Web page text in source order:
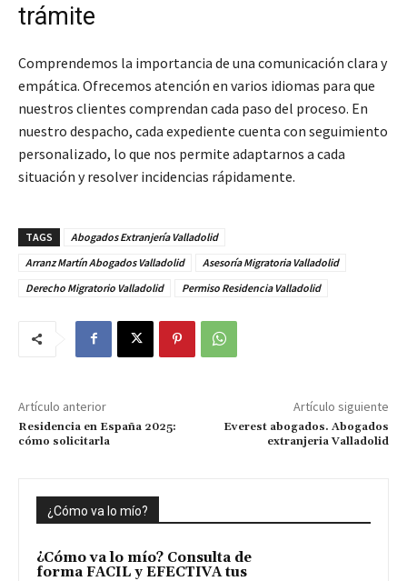
trámite
Comprendemos la importancia de una comunicación clara y
empática. Ofrecemos atención en varios idiomas para que
nuestros clientes comprendan cada paso del proceso. En
nuestro despacho, cada expediente cuenta con seguimiento
personalizado, lo que nos permite adaptarnos a cada
situación y resolver incidencias rápidamente.
TAGS
Abogados Extranjería Valladolid
Arranz Martín Abogados Valladolid
Asesoría Migratoria Valladolid
Derecho Migratorio Valladolid
Permiso Residencia Valladolid
Artículo anterior
Residencia en España 2025:
cómo solicitarla
Artículo siguiente
Everest abogados. Abogados
extranjeria Valladolid
¿Cómo va lo mío?
¿Cómo va lo mío? Consulta de
forma FACIL y EFECTIVA tus